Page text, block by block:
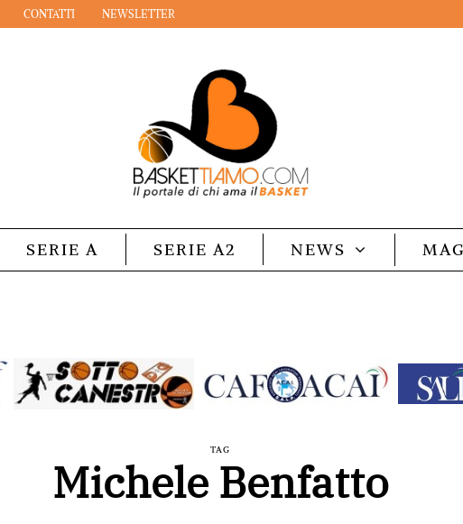
CONTATTI NEWSLETTER
SERIE A SERIE A2 NEWS
TAG
Michele Benfatto